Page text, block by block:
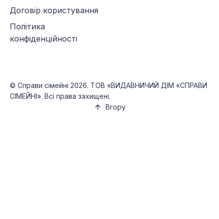
Договір користування
Політика
конфіденційності
© Справи сімейні 2026. ТОВ «ВИДАВНИЧИЙ ДІМ «СПРАВИ
СІМЕЙНІ». Всі права захищені.
Вгору